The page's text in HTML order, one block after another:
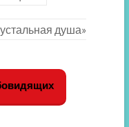
душа»